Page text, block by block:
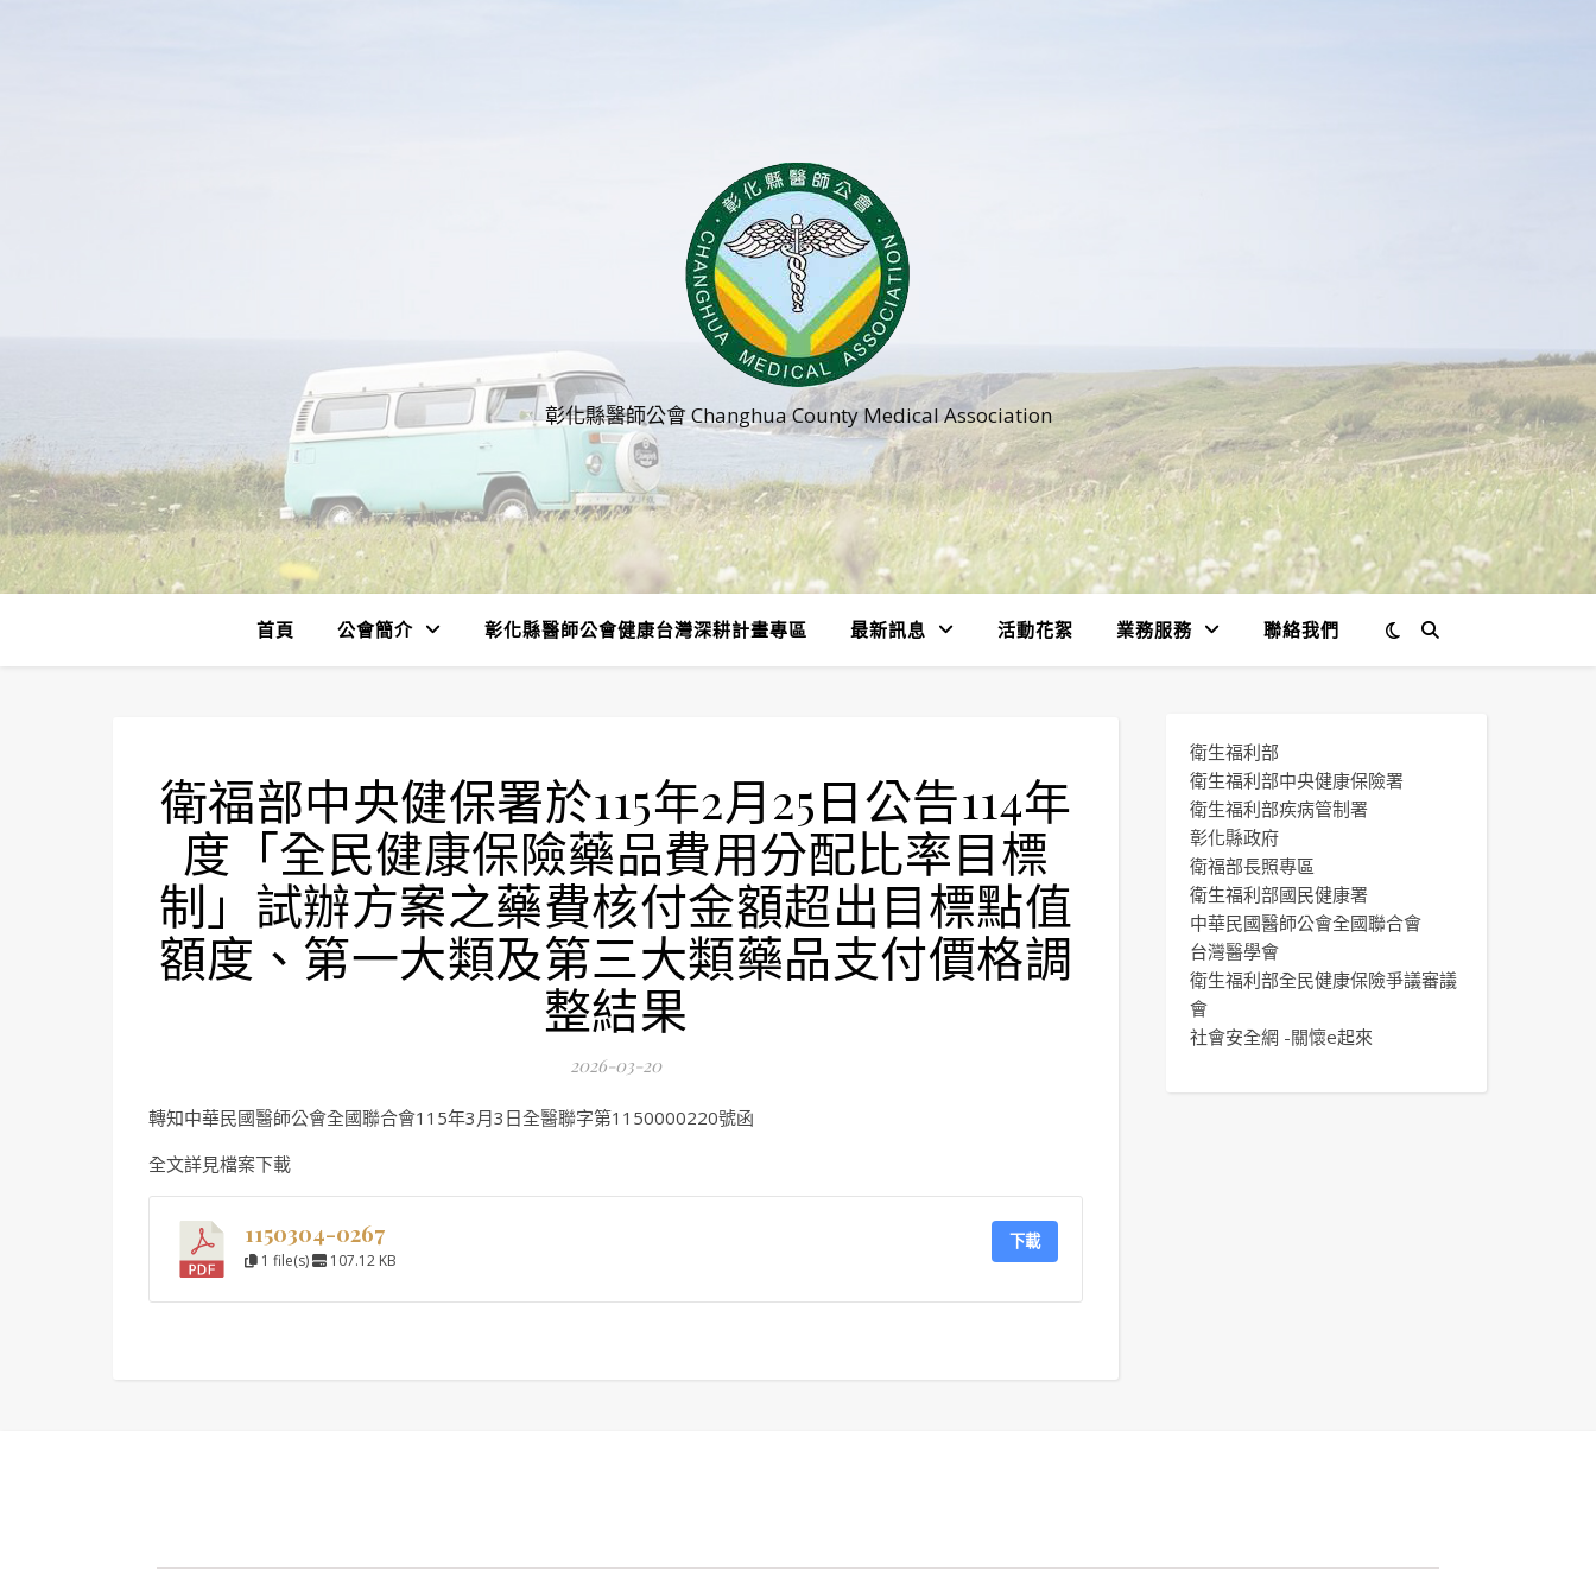
彰化縣醫師公會 Changhua County Medical Association
首頁 公會簡介 彰化縣醫師公會健康台灣深耕計畫專區 最新訊息 活動花絮 業務服務 聯絡我們
衛福部中央健保署於115年2月25日公告114年
度「全民健康保險藥品費用分配比率目標
制」試辦方案之藥費核付金額超出目標點值
額度、第一大類及第三大類藥品支付價格調
整結果
2026-03-20
轉知中華民國醫師公會全國聯合會115年3月3日全醫聯字第1150000220號函
全文詳見檔案下載
1150304-0267
1 file(s) 107.12 KB
下載
衛生福利部
衛生福利部中央健康保險署
衛生福利部疾病管制署
彰化縣政府
衛福部長照專區
衛生福利部國民健康署
中華民國醫師公會全國聯合會
台灣醫學會
衛生福利部全民健康保險爭議審議
會
社會安全網 -關懷e起來